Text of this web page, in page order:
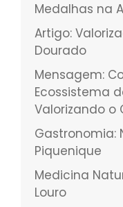
Medalhas na
Artigo:
Dourado
Mensagem:
Ecossistema
Valorizando o
Gastronomia:
Piquenique
Medicina
Louro